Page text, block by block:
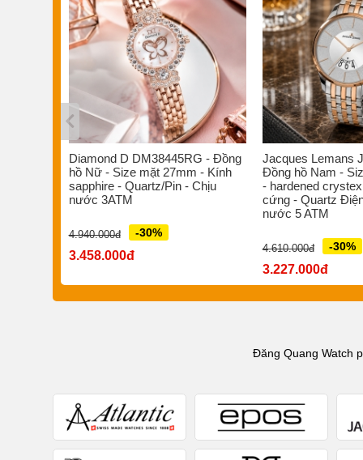
Diamond D DM38445RG - Đồng
hồ Nữ - Size mặt 27mm - Kính
sapphire - Quartz/Pin - Chịu
nước 3ATM
4.940.000đ -30%
3.458.000đ
Jacques Lemans
Đồng hồ Nam -
- hardened
cứng - Quartz
nước 5 ATM
4.610.000đ -30%
3.227.000đ
Đăng Quang Watch